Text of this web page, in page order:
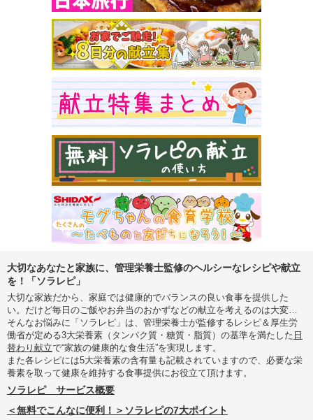
大切なあなたと家族に、管理栄養士監修のヘルシーなレシピや献立
を！「ソラレピ」
大切な家族だから、家庭では健康的でバランスの良い食事を提供した
い。だけど毎日のご飯やお弁当のおかずなどの献立を考えるのは大変…
そんなお悩みに「ソラレピ」は、管理栄養士が監修するレシピ＆厚生労
働省が定める3大栄養素（タンパク質・糖質・脂質）の基準を満たした 日
替わり献立で“家族の健康的な食生活”を実現します。
また各レシピには5大栄養素の含有量も記載されていますので、必要な栄
養素を取って健康を維持する食事提供にお役立て頂けます。
ソラレピ サービス概要
＜無料でこんなに便利！＞ソラレピの7大ポイント